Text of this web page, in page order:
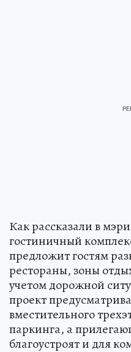
Как рассказали в
гостиничный
предложит гостям
рестораны, зоны
учетом дорожной
проект
вместительного
паркинга, а
благоустроят и для